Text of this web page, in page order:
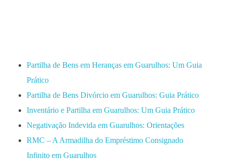
Partilha de Bens em Heranças em Guarulhos: Um Guia
Prático
Partilha de Bens Divórcio em Guarulhos: Guia Prático
Inventário e Partilha em Guarulhos: Um Guia Prático
Negativação Indevida em Guarulhos: Orientações
RMC – A Armadilha do Empréstimo Consignado
Infinito em Guarulhos